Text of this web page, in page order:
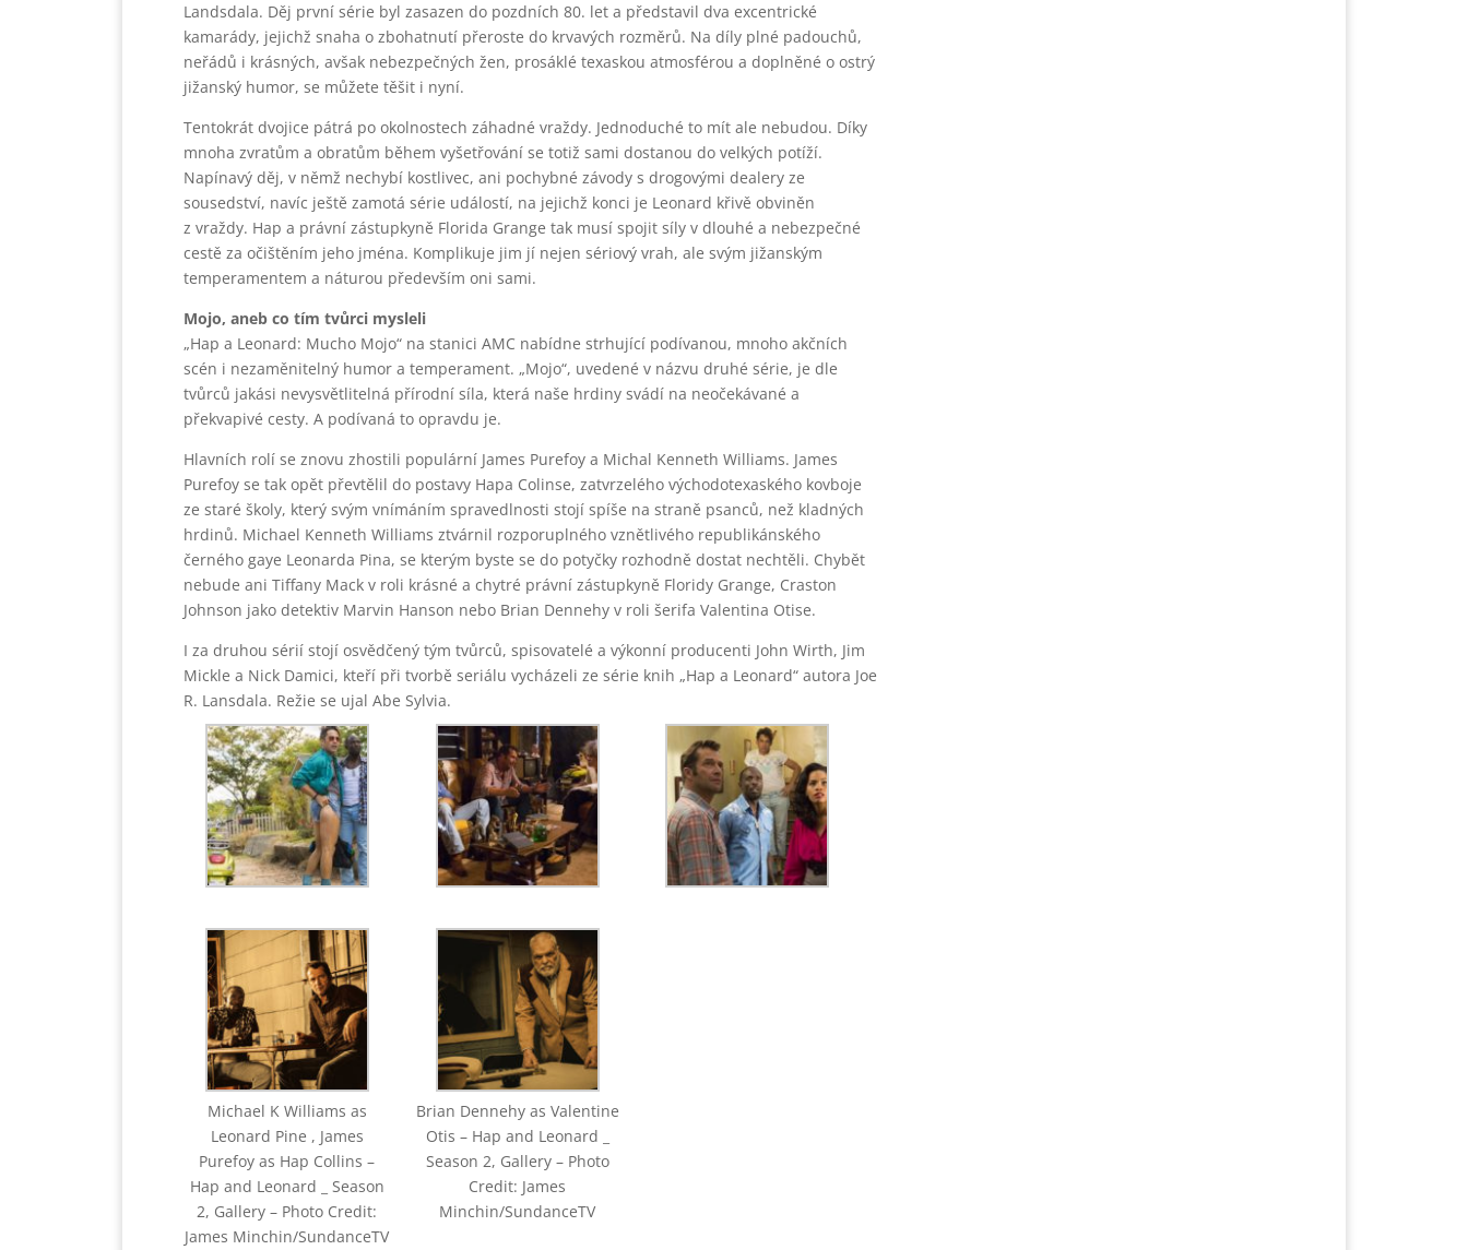
Landsdala. Děj první série byl zasazen do pozdních 80. let a představil dva excentrické
kamarády, jejichž snaha o zbohatnutí přeroste do krvavých rozměrů. Na díly plné padouchů,
neřádů i krásných, avšak nebezpečných žen, prosáklé texaskou atmosférou a doplněné o ostrý
jižanský humor, se můžete těšit i nyní.
Tentokrát dvojice pátrá po okolnostech záhadné vraždy. Jednoduché to mít ale nebudou. Díky
mnoha zvratům a obratům během vyšetřování se totiž sami dostanou do velkých potíží.
Napínavý děj, v němž nechybí kostlivec, ani pochybné závody s drogovými dealery ze
sousedství, navíc ještě zamotá série událostí, na jejichž konci je Leonard křivě obviněn
z vraždy. Hap a právní zástupkyně Florida Grange tak musí spojit síly v dlouhé a nebezpečné
cestě za očištěním jeho jména. Komplikuje jim jí nejen sériový vrah, ale svým jižanským
temperamentem a náturou především oni sami.
Mojo, aneb co tím tvůrci mysleli
„Hap a Leonard: Mucho Mojo“ na stanici AMC nabídne strhující podívanou, mnoho akčních
scén i nezaměnitelný humor a temperament. „Mojo“, uvedené v názvu druhé série, je dle
tvůrců jakási nevysvětlitelná přírodní síla, která naše hrdiny svádí na neočekávané a
překvapivé cesty. A podívaná to opravdu je.
Hlavních rolí se znovu zhostili populární James Purefoy a Michal Kenneth Williams. James
Purefoy se tak opět převtělil do postavy Hapa Colinse, zatvrzelého východotexaského kovboje
ze staré školy, který svým vnímáním spravedlnosti stojí spíše na straně psanců, než kladných
hrdinů. Michael Kenneth Williams ztvárnil rozporuplného vznětlivého republikánského
černého gaye Leonarda Pina, se kterým byste se do potyčky rozhodně dostat nechtěli. Chybět
nebude ani Tiffany Mack v roli krásné a chytré právní zástupkyně Floridy Grange, Craston
Johnson jako detektiv Marvin Hanson nebo Brian Dennehy v roli šerifa Valentina Otise.
I za druhou sérií stojí osvědčený tým tvůrců, spisovatelé a výkonní producenti John Wirth, Jim
Mickle a Nick Damici, kteří při tvorbě seriálu vycházeli ze série knih „Hap a Leonard“ autora Joe
R. Lansdala. Režie se ujal Abe Sylvia.
Michael K Williams as
Leonard Pine , James
Purefoy as Hap Collins –
Hap and Leonard _ Season
2, Gallery – Photo Credit:
James Minchin/SundanceTV
Brian Dennehy as Valentine
Otis – Hap and Leonard _
Season 2, Gallery – Photo
Credit: James
Minchin/SundanceTV